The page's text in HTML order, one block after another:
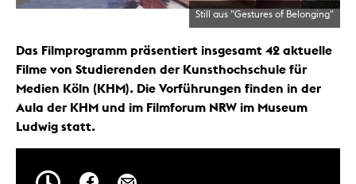
Still aus "Gestures of Belonging"
Das Filmprogramm präsentiert insgesamt 42 aktuelle
Filme von Studierenden der Kunsthochschule für
Medien Köln (KHM). Die Vorführungen finden in der
Aula der KHM und im Filmforum NRW im Museum
Ludwig statt.